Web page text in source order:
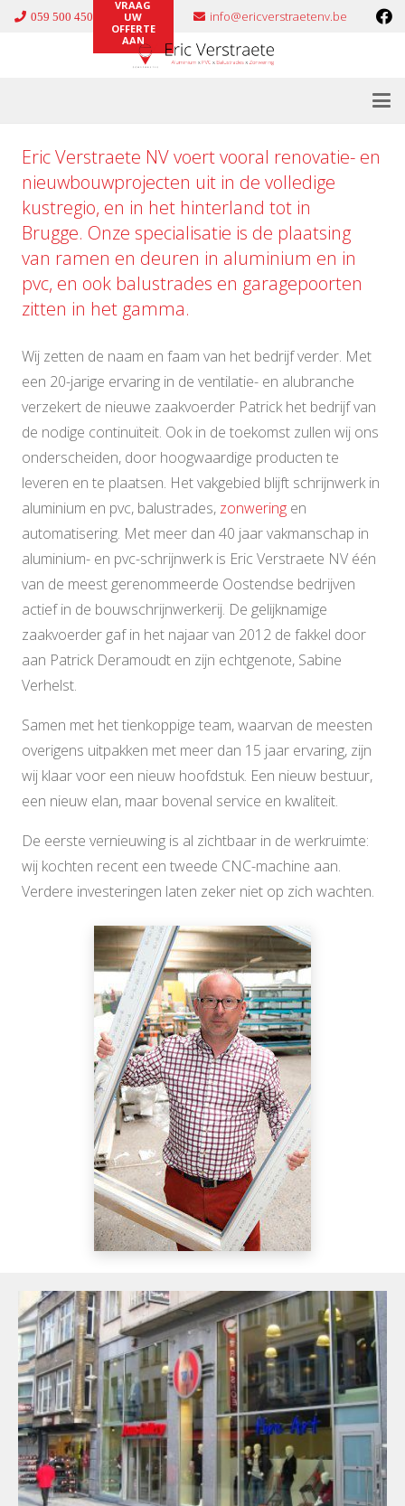
059 500 450
VRAAG
UW
OFFERTE
AAN
info@ericverstraetenv.be
Eric Verstraete NV voert vooral renovatie- en
nieuwbouwprojecten uit in de volledige
kustregio, en in het hinterland tot in
Brugge. Onze specialisatie is de plaatsing
van ramen en deuren in aluminium en in
pvc, en ook balustrades en garagepoorten
zitten in het gamma.
Wij zetten de naam en faam van het bedrijf verder. Met
een 20-jarige ervaring in de ventilatie- en alubranche
verzekert de nieuwe zaakvoerder Patrick het bedrijf van
de nodige continuïteit. Ook in de toekomst zullen wij ons
onderscheiden, door hoogwaardige producten te
leveren en te plaatsen. Het vakgebied blijft schrijnwerk in
aluminium en pvc, balustrades, zonwering en
automatisering. Met meer dan 40 jaar vakmanschap in
aluminium- en pvc-schrijnwerk is Eric Verstraete NV één
van de meest gerenommeerde Oostendse bedrijven
actief in de bouwschrijnwerkerij. De gelijknamige
zaakvoerder gaf in het najaar van 2012 de fakkel door
aan Patrick Deramoudt en zijn echtgenote, Sabine
Verhelst.
Samen met het tienkoppige team, waarvan de meesten
overigens uitpakken met meer dan 15 jaar ervaring, zijn
wij klaar voor een nieuw hoofdstuk. Een nieuw bestuur,
een nieuw elan, maar bovenal service en kwaliteit.
De eerste vernieuwing is al zichtbaar in de werkruimte:
wij kochten recent een tweede CNC-machine aan.
Verdere investeringen laten zeker niet op zich wachten.